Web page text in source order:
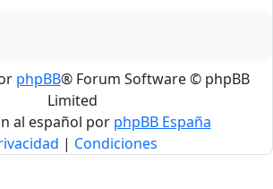
phpBB® Forum Software © phpBB
Limited
al español por phpBB España
| Condiciones